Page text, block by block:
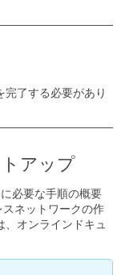
了する必要があり
アップ
必要な手順の概要
ネットワークの作
、オンラインドキュ